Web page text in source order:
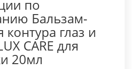
по
Бальзам-
контура глаз и
CARE для
20мл